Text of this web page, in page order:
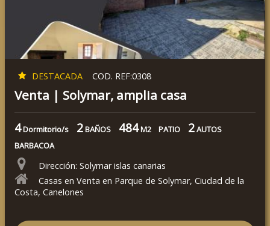
DESTACADA COD. REF:0308
Venta | Solymar, amplia casa
4Dormitorio/s 2BAÑOS 484M2 PATIO 2AUTOS
BARBACOA
Dirección: Solymar islas canarias
Casas en Venta en Parque de Solymar, Ciudad de la
Costa, Canelones